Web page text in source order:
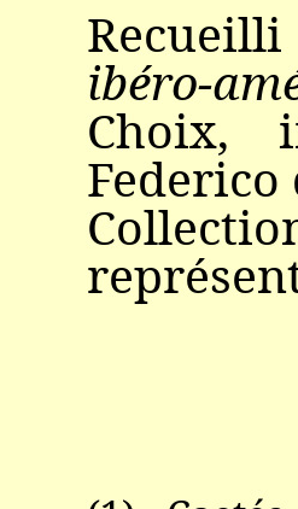
ibéro-
Choix,
Federico